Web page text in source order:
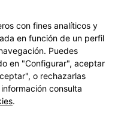
– Financiado por
con fines analíticos y
en función de un perfil
Puedes
en "Configurar", aceptar
o rechazarlas
consulta
.